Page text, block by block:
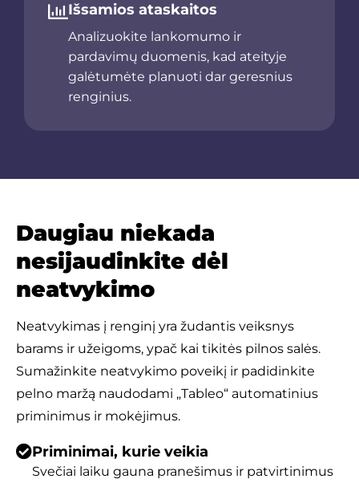
Išsamios ataskaitos
Analizuokite lankomumo ir
pardavimų duomenis, kad ateityje
galėtumėte planuoti dar geresnius
renginius.
Daugiau niekada
nesijaudinkite dėl
neatvykimo
Neatvykimas į renginį yra žudantis veiksnys
barams ir užeigoms, ypač kai tikitės pilnos salės.
Sumažinkite neatvykimo poveikį ir padidinkite
pelno maržą naudodami „Tableo“ automatinius
priminimus ir mokėjimus.
Priminimai, kurie veikia
Svečiai laiku gauna pranešimus ir patvirtinimus